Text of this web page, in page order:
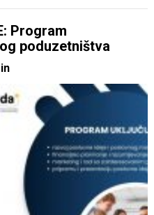
Program
poduzetništva